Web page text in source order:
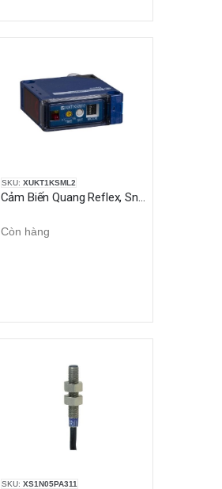
SKU: XUKT1KSML2
Cảm Biến Quang Reflex, Sn 1.5 m, 12...24 VDC, cable 2m
Còn hàng
SKU: XS1N05PA311